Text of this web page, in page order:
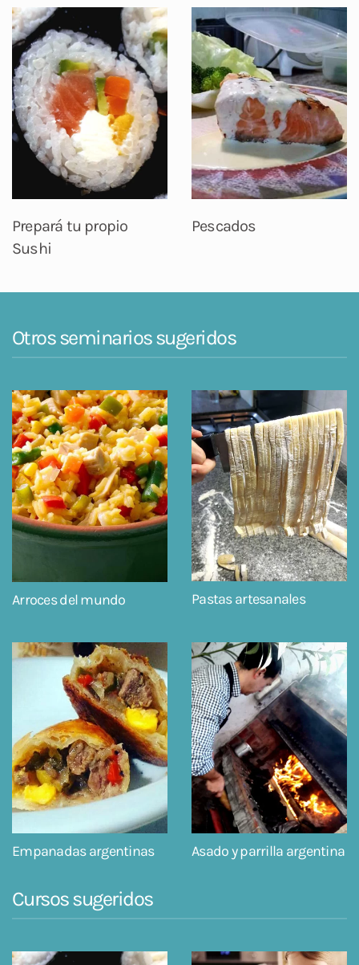
Prepará tu propio
Sushi
Pescados
Otros seminarios sugeridos
Arroces del mundo Pastas artesanales
Empanadas argentinas Asado y parrilla argentina
Cursos sugeridos